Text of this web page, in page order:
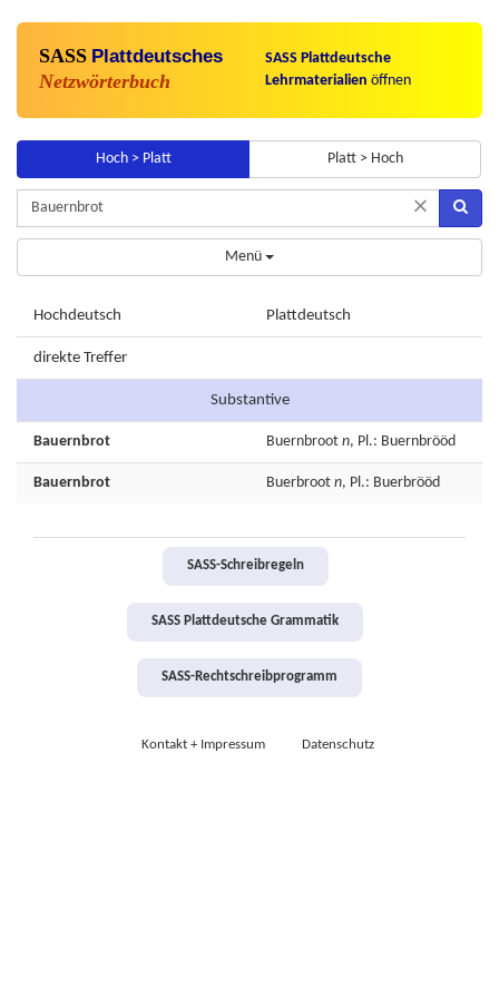
SASS Plattdeutsches
Netzwörterbuch
SASS Plattdeutsche
Lehrmaterialien öffnen
Hoch > Platt Platt > Hoch
×
Menü
Hochdeutsch Plattdeutsch
direkte Treffer
Substantive
Bauernbrot Buernbroot n, Pl.: Buernbrööd
Bauernbrot Buerbroot n, Pl.: Buerbrööd
SASS-Schreibregeln
SASS Plattdeutsche Grammatik
SASS-Rechtschreibprogramm
Kontakt + Impressum Datenschutz